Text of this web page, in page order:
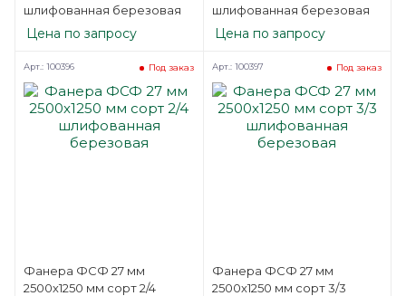
шлифованная березовая
Цена по запросу
шлифованная березовая
Цена по запросу
Фанера ФСФ 27 мм
2500х1250 мм сорт 2/4
Под заказ
Арт.: 100396
Фанера ФСФ 27 мм
2500х1250 мм сорт 3/3
Под заказ
Арт.: 100397